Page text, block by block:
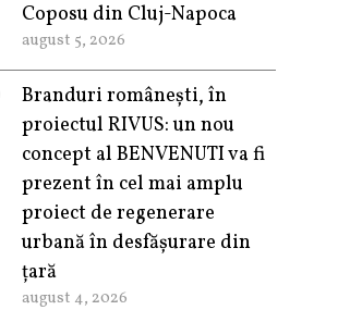
Coposu din Cluj-Napoca
august 5, 2026
Branduri românești, în
proiectul RIVUS: un nou
concept al BENVENUTI va fi
prezent în cel mai amplu
proiect de regenerare
urbană în desfășurare din
țară
august 4, 2026